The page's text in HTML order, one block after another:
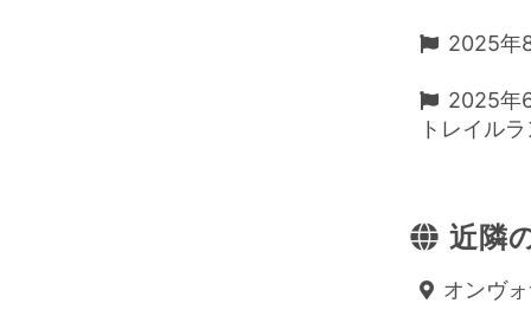
2025年
2025年
トレイル
近隣
オンヴ